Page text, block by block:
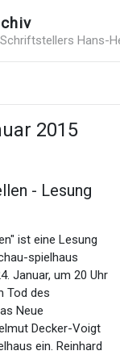
Hans-
2015
- Lesung
ist eine Lesung
spielhaus
Januar, um 20 Uhr
Tod des
Neue
Decker-Voigt
ein. Reinhard